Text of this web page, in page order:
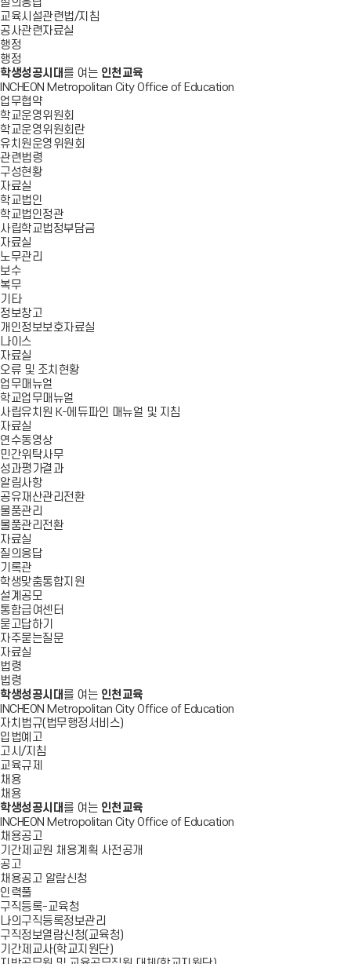
질의응답
교육시설관련법/지침
공사관련자료실
행정
행정
학생성공시대 를 여는 인천교육
INCHEON Metropolitan City Office of Education
업무협약
학교운영위원회
학교운영위원회란
유치원운영위원회
관련법령
구성현황
자료실
학교법인
학교법인정관
사립학교법정부담금
자료실
노무관리
보수
복무
기타
정보창고
개인정보보호자료실
나이스
자료실
오류 및 조치현황
업무매뉴얼
학교업무매뉴얼
사립유치원 K-에듀파인 매뉴얼 및 지침
자료실
연수동영상
민간위탁사무
성과평가결과
알림사항
공유재산관리전환
물품관리
물품관리전환
자료실
질의응답
기록관
학생맞춤통합지원
설계공모
통합급여센터
묻고답하기
자주묻는질문
자료실
법령
법령
학생성공시대 를 여는 인천교육
INCHEON Metropolitan City Office of Education
자치법규(법무행정서비스)
입법예고
고시/지침
교육규제
채용
채용
학생성공시대 를 여는 인천교육
INCHEON Metropolitan City Office of Education
채용공고
기간제교원 채용계획 사전공개
공고
채용공고 알람신청
인력풀
구직등록-교육청
나의구직등록정보관리
구직정보열람신청(교육청)
기간제교사(학교지원단)